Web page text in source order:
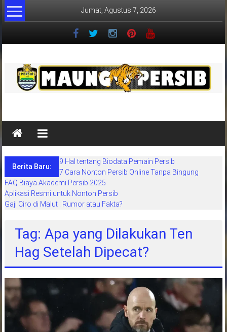
Lompat
ke
Jumat, Agustus 7, 2026
Maung
Persib
situs
berita
khusus
sepakbola
jawa
barat
indonesia
Berita Baru:
9 Hal tentang Biodata Pemain Persib
7 Cara Nonton Persib Online Tanpa Bingung
FAQ Biaya Akademi Persib 2025
Aplikasi Resmi untuk Nonton Persib
Gaji Ciro di Malut : Rumor atau Fakta?
Tag: Apa yang Dilakukan Ten
Hag Setelah Dipecat?